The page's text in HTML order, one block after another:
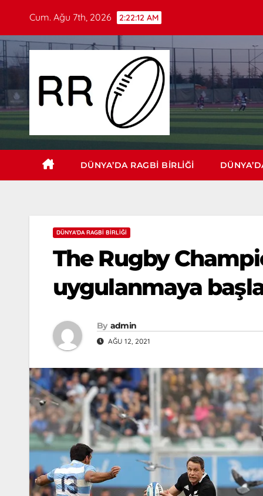
Cum. Ağu 7th, 2026 2:22:14 AM
DÜNYA’DA RAGBI BIRLIĞI
DÜNYA'DA RAGBI BIRLIĞI
The Rugby
uygulanmaya
By admin
AĞU 12, 2021